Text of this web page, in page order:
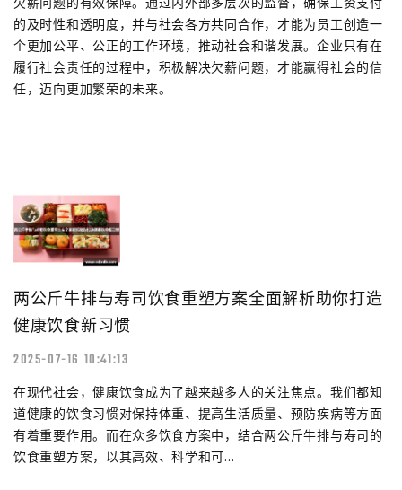
的及时性和透明度，并与社会各方共同合作，才能为员工创造一
个更加公平、公正的工作环境，推动社会和谐发展。企业只有在
履行社会责任的过程中，积极解决欠薪问题，才能赢得社会的信
任，迈向更加繁荣的未来。
两公斤牛排与寿司饮食重塑方案全面解析助你打造
健康饮食新习惯
2025-07-16 10:41:13
在现代社会，健康饮食成为了越来越多人的关注焦点。我们都知
道健康的饮食习惯对保持体重、提高生活质量、预防疾病等方面
有着重要作用。而在众多饮食方案中，结合两公斤牛排与寿司的
饮食重塑方案，以其高效、科学和可...